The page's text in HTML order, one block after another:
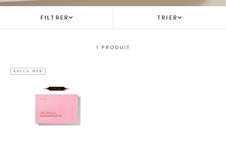
FILTRER TRIER
1 PRODUIT
EXCLU WEB